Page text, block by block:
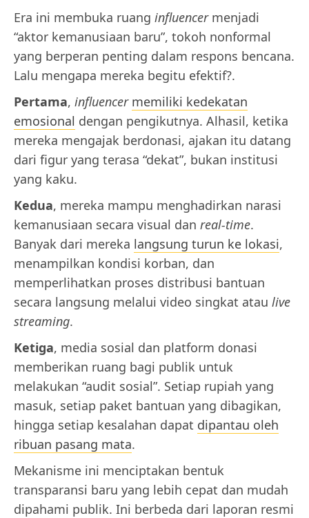
Era ini membuka ruang influencermenjadi
“aktor kemanusiaan baru”, tokoh nonformal
yang berperan penting dalam respons bencana.
Lalu mengapa mereka begitu efektif?.
Pertama, influencer memiliki kedekatan
emosional dengan pengikutnya. Alhasil, ketika
mereka mengajak berdonasi, ajakan itu datang
dari figur yang terasa “dekat”, bukan institusi
yang kaku.
Kedua, mereka mampu menghadirkan narasi
kemanusiaan secara visual dan real-time.
Banyak dari mereka langsung turun ke lokasi,
menampilkan kondisi korban, dan
memperlihatkan proses distribusi bantuan
secara langsung melalui video singkat atau live
streaming.
Ketiga, media sosial dan platform donasi
memberikan ruang bagi publik untuk
melakukan “audit sosial”. Setiap rupiah yang
masuk, setiap paket bantuan yang dibagikan,
hingga setiap kesalahan dapat dipantau oleh
ribuan pasang mata.
Mekanisme ini menciptakan bentuk
transparansi baru yang lebih cepat dan mudah
dipahami publik. Ini berbeda dari laporan resmi